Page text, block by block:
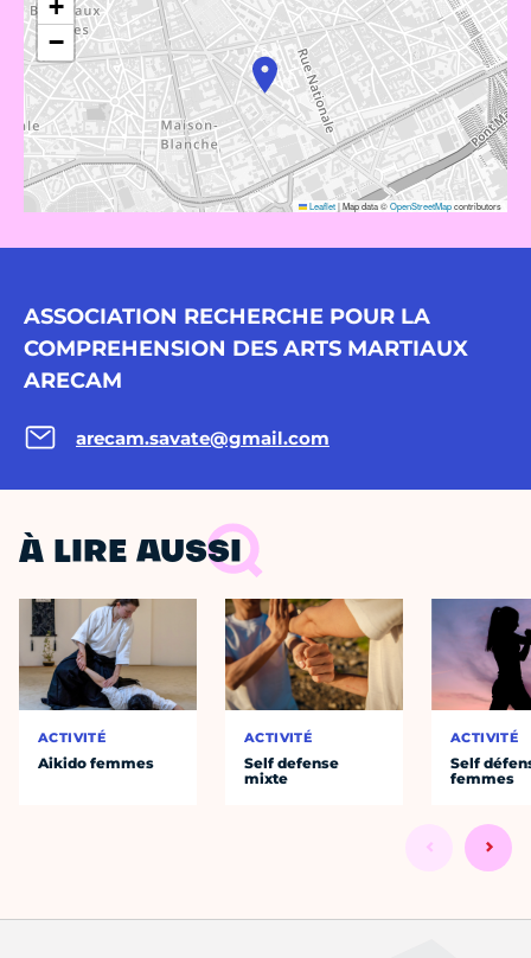
+
−
Leaflet|Map data ©OpenStreetMapcontributors
ASSOCIATION RECHERCHE POUR LA
COMPREHENSION DES ARTS MARTIAUX
ARECAM
arecam.savate@gmail.com
À LIRE AUSSI
ACTIVITÉ
Aikido femmes
ACTIVITÉ
Self defense
mixte
ACTIVITÉ
Self
femmes